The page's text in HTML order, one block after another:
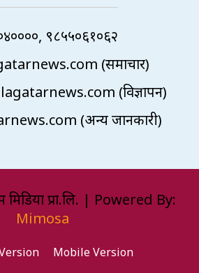
९८५५०६१०६२
(समाचार)
(विज्ञापन)
(अन्य जानकारी)
प्रा.लि. | Powered By:
Mimosa
Mobile Version